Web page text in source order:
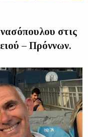
στις
– Πρόννων.